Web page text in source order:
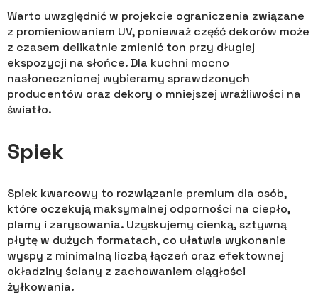
Warto uwzględnić w projekcie ograniczenia związane
z promieniowaniem UV, ponieważ część dekorów może
z czasem delikatnie zmienić ton przy długiej
ekspozycji na słońce. Dla kuchni mocno
nasłonecznionej wybieramy sprawdzonych
producentów oraz dekory o mniejszej wrażliwości na
światło.
Spiek
Spiek kwarcowy to rozwiązanie premium dla osób,
które oczekują maksymalnej odporności na ciepło,
plamy i zarysowania. Uzyskujemy cienką, sztywną
płytę w dużych formatach, co ułatwia wykonanie
wyspy z minimalną liczbą łączeń oraz efektownej
okładziny ściany z zachowaniem ciągłości
żyłkowania.